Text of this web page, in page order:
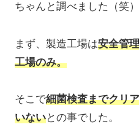
ちゃんと調べました（笑）
まず、製造工場は安全管
工場のみ。
そこで細菌検査までクリ
いないとの事でした。